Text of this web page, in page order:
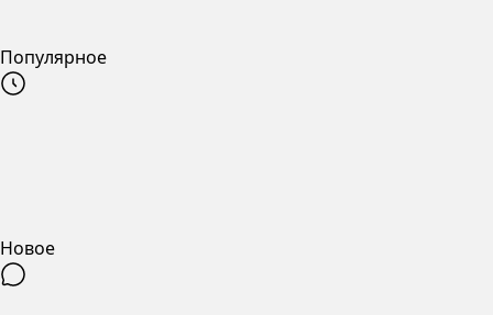
Популярное
Новое